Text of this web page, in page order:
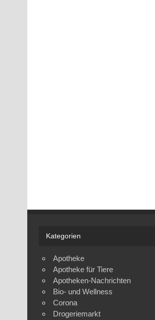
Kategorien
Apotheke
Apotheke für Tiere
Apotheken-Nachrichten
Bio- und Wellness
Corona
Drogeriemarkt